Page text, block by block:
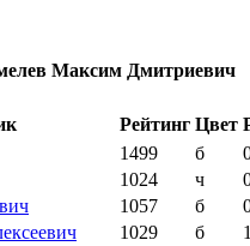
Максим Дмитриевич
Рейтинг Цвет
1499 б
1024 ч
1057 б
1029 б